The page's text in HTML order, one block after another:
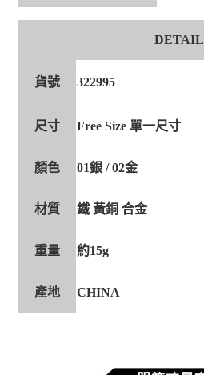
DETAIL
貨號 322995
尺寸 Free Size 單一尺寸
顏色 01銀 / 02金
材質 鐵 黃銅 合金
重量 約15g
產地 CHINA